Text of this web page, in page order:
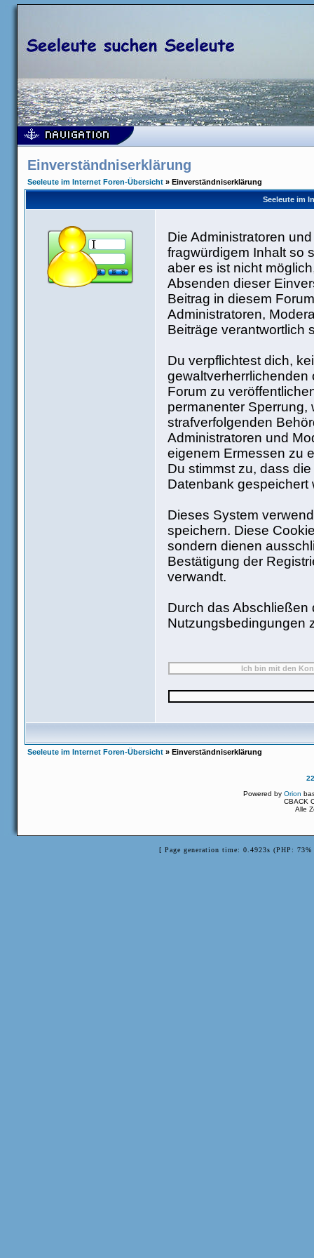
Einverständniserklärung
Seeleute im Internet Foren-Übersicht » Einverständniserklärung
Seeleute im
Die Administratoren
fragwürdigem Inhalt so
aber es ist nicht
Absenden dieser
Beitrag in diesem
Administratoren,
Beiträge verantwortlich
Du verpflichtest dich,
Forum zu
permanenter Sperrung,
strafverfolgenden
Administratoren und
eigenem Ermessen zu
Du stimmst zu, dass
Datenbank gespeichert
Dieses System
speichern. Diese
sondern dienen
Bestätigung der
verwandt.
Durch das Abschließen
Nutzungsbedingungen
Seeleute im Internet Foren-Übersicht » Einverständniserklärung
Powered byOrion
CBACK
Alle
[ Page generation time: 0.4923s (PHP: